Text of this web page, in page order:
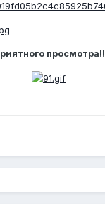
просмотра!!